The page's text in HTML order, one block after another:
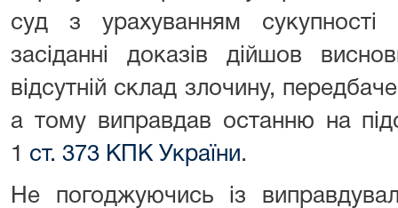
суд з урахуванням
засіданні доказів дійшов
відсутній склад злочину,
а тому виправдав останню на
1 ст. 373 КПК України.
Не погоджуючись із